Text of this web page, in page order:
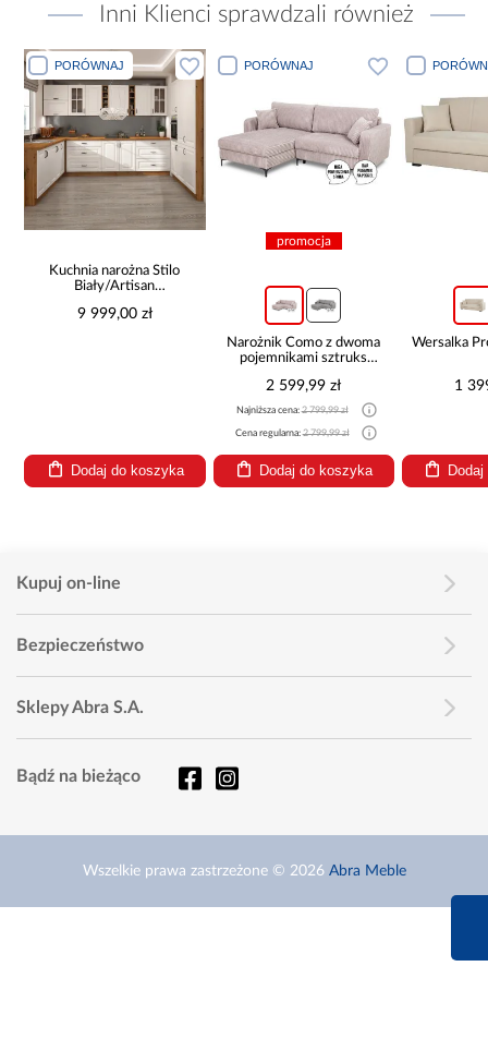
Inni Klienci sprawdzali również
PORÓWNAJ
Kuchnia narożna Stilo
Biały/Artisan
9 999,00 zł
Dodaj do koszyka
PORÓWNAJ
promocja
Narożnik Como z dwoma
pojemnikami sztruks
2 599,99 zł
Najniższa cena:2 799,99 zł
Cena regularna:2 799,99 zł
Dodaj do koszyka
Wersalka
1
Kupuj on-line
Bezpieczeństwo
Sklepy Abra S.A.
Bądź na bieżąco
Wszelkie prawa zastrzeżone © 2026 Abra Meble